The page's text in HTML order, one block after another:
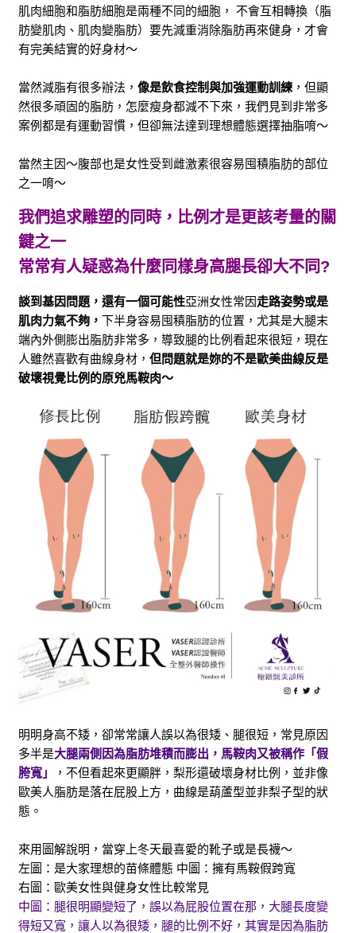
肌肉細胞和脂肪細胞是兩種不同的細胞， 不會互相轉換（脂
肪變肌肉、肌肉變脂肪）要先減重消除脂肪再來健身，才會
有完美結實的好身材～
當然減脂有很多辦法，像是飲食控制與加強運動訓練 ，但顯
然很多頑固的脂肪，怎麼瘦身都減不下來，我們見到非常多
案例都是有運動習慣，但卻無法達到理想體態選擇抽脂唷～
當然主因～腹部也是女性受到雌激素很容易囤積脂肪的部位
之一唷～
我們追求雕塑的同時，比例才是更該考量的關
鍵之一
常常有人疑惑為什麼同樣身高腿長卻大不同?
談到基因問題，還有一個可能性亞洲女性常因走路姿勢或是
肌肉力氣不夠，下半身容易囤積脂肪的位置，尤其是大腿末
端內外側膨出脂肪非常多，導致腿的比例看起來很短，現在
人雖然喜歡有曲線身材，但問題就是妳的不是歐美曲線反是
破壞視覺比例的原兇馬鞍肉～
明明身高不矮，卻常常讓人誤以為很矮、腿很短，常見原因
多半是大腿兩側因為脂肪堆積而膨出，馬鞍肉又被稱作「假
胯寬」
，不但看起來更顯胖，梨形還破壞身材比例，並非像
歐美人脂肪是落在屁股上方，曲線是葫蘆型並非梨子型的狀
態。
來用圖解說明，當穿上冬天最喜愛的靴子或是長襪～
左圖：是大家理想的苗條體態 中圖：擁有馬鞍假跨寬
右圖：歐美女性與健身女性比較常見
中圖 ： 腿很明顯變短了，誤以為屁股位置在那，大腿長度變
得短又寬，讓人以為很矮，腿的比例不好，其實是因為脂肪